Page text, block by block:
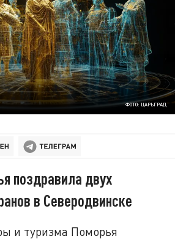
ФОТО: ЦАРЬГРАД
поздравила двух
в Северодвинске
и туризма Поморья